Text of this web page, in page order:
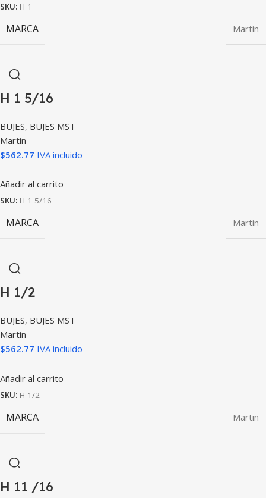
SKU: H 1
MARCA Martin
H 1 5/16
BUJES, BUJES MST
Martin
$562.77 IVA incluido
Añadir al carrito
SKU: H 1 5/16
MARCA Martin
H 1/2
BUJES, BUJES MST
Martin
$562.77 IVA incluido
Añadir al carrito
SKU: H 1/2
MARCA Martin
H 11 /16